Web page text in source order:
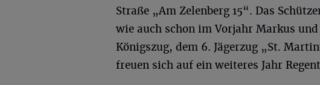
Straße „Am Zelenberg 15“. Das
wie auch schon im Vorjahr Markus
Königszug, dem 6. Jägerzug „St.
freuen sich auf ein weiteres Jahr